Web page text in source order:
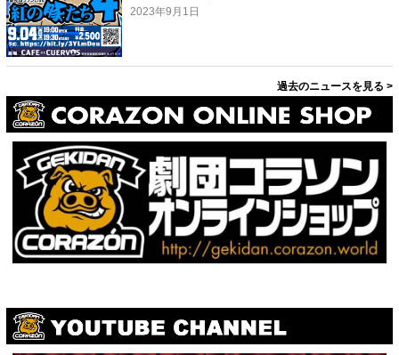
2023年9月1日
過去のニュースを見る >